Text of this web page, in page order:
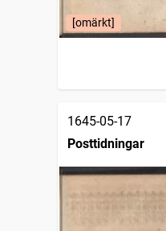
[omärkt]
1645-05-17
Posttidningar